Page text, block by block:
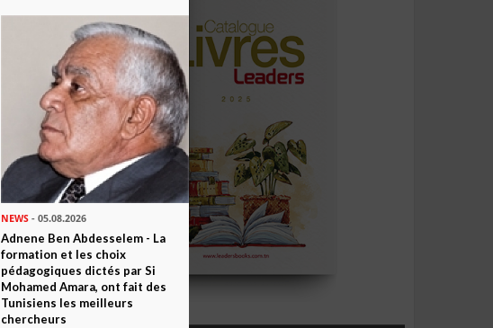
NEWS- 05.08.2026
Adnene Ben Abdesselem - La
formation et les choix
pédagogiques dictés par Si
Mohamed Amara, ont fait des
Tunisiens les meilleurs
chercheurs